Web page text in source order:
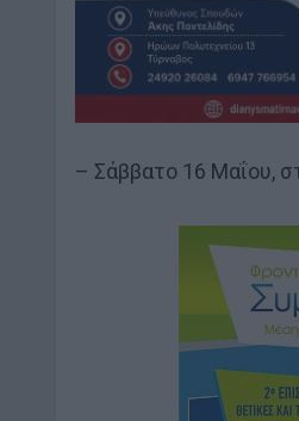
– Σάββατο 16 Μαΐου,